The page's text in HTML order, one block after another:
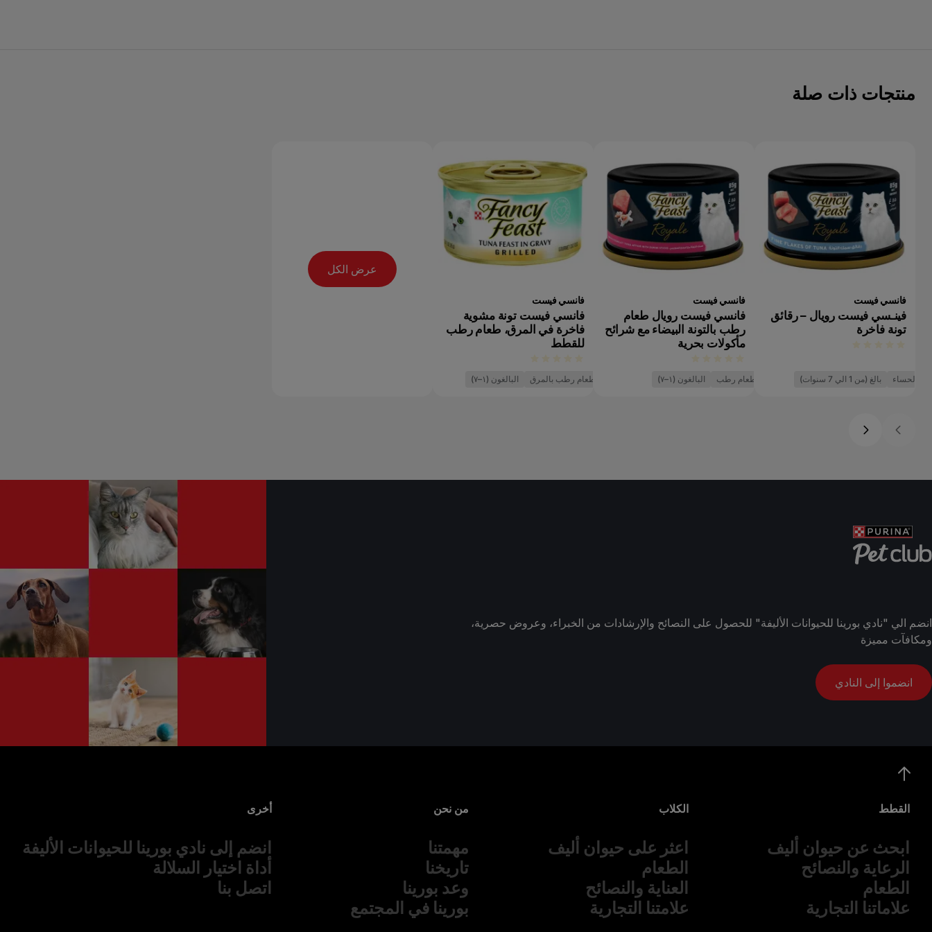
منتجات ذات صلة
فانسي فيست
فينـسي فيست رويال – رقائق
تونة فاخرة
الحساء بالغ (من 1 الي 7 سنوات)
فانسي فيست
فانسي فيست رويال طعام
رطب بالتونة البيضاء مع شرائح
مأكولات بحرية
طعام رطب البالغون (١–٧)
فانسي فيست
فانسي فيست تونة مشوية
فاخرة في المرق، طعام رطب
للقطط
طعام رطب بالمرق البالغون (١–٧)
عرض الكل
انضم الي "نادي بورينا للحيوانات الأليفة" للحصول على النصائح والإرشادات من الخبراء، وعروض حصرية،
ومكافآت مميزة
انضموا إلى النادي
القطط
ابحث عن حيوان أليف
الرعاية والنصائح
الطعام
علاماتنا التجارية
الكلاب
اعثر على حيوان أليف
الطعام
العناية والنصائح
علامتنا التجارية
من نحن
مهمتنا
تاريخنا
وعد بورينا
بورينا في المجتمع
أخرى
انضم إلى نادي بورينا للحيوانات الأليفة
أداة اختيار السلالة
اتصل بنا